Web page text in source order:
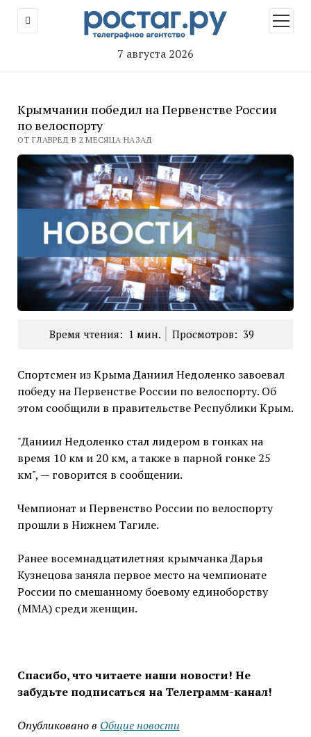
7 августа 2026
меню
Крымчанин победил на Первенстве России
по велоспорту
ОТ ГЛАВРЕД В 2 МЕСЯЦА НАЗАД
Время чтения: 1 мин. Просмотров: 39
Спортсмен из Крыма Даниил Недоленко завоевал
победу на Первенстве России по велоспорту. Об
этом сообщили в правительстве Республики Крым.
"Даниил Недоленко стал лидером в гонках на
время 10 км и 20 км, а также в парной гонке 25
км", — говорится в сообщении.
Чемпионат и Первенство России по велоспорту
прошли в Нижнем Тагиле.
Ранее восемнадцатилетняя крымчанка Дарья
Кузнецова заняла первое место на чемпионате
России по смешанному боевому единоборству
(ММА) среди женщин.
Спасибо, что читаете наши новости! Не
забудьте подписаться на Телеграмм-канал!
Опубликовано в Общие новости